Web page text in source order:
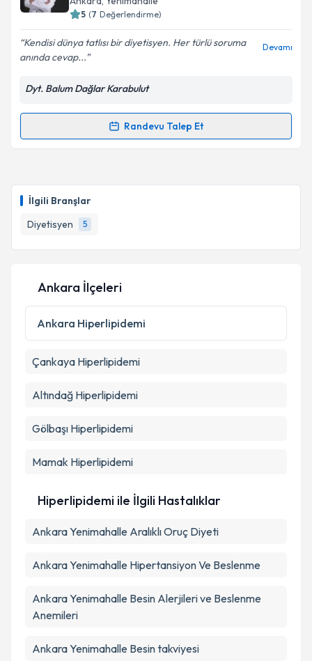
İlgili Branşlar
Diyetisyen
5
Kişisel verilerimin işlenmesine ilişkin
kapsamda işlenmesini kabul ediyorum.
5 (7 Değerlendirme)
Kendisi dünya tatlısı bir diyetisyen. Her türlü soruma
anında cevap...
Devamı
Dyt. Balum Dağlar Karabulut
Randevu Talep Et
Randevu Takvimi Talebi
için bir takvim hazırlandığında e-posta ile
bilgilendireceğiz.
E-posta Adresiniz
Kişisel verilerimin işlenmesine ilişkin
Metni'ni okudum ve kişisel verilerimin belirtilen
Takvim Talebini Gönder
Ankara İlçeleri
Ankara Hiperlipidemi
Çankaya Hiperlipidemi
Altındağ Hiperlipidemi
Gölbaşı Hiperlipidemi
Mamak Hiperlipidemi
Hiperlipidemi ile İlgili Hastalıklar
Ankara Yenimahalle Aralıklı Oruç Diyeti
Ankara Yenimahalle Hipertansiyon Ve Beslenme
Ankara Yenimahalle Besin Alerjileri ve Beslenme
Anemileri
Ankara Yenimahalle Besin takviyesi